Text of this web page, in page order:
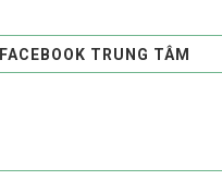
FACEBOOK TRUNG TÂM